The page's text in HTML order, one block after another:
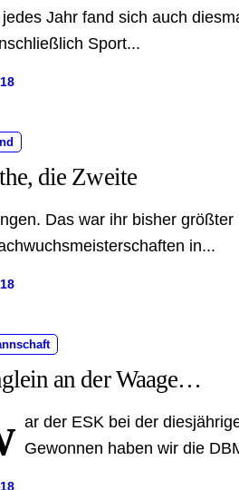
jedes Jahr fand sich auch
Sport...
die Zweite
Das war ihr bisher
in...
an der Waage…
ar der ESK bei der
Gewonnen haben wir die